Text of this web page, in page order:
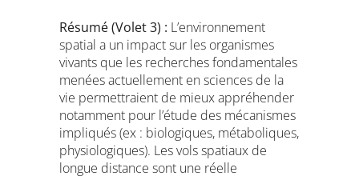
Résumé (Volet 3) : L’environnement
spatial a un impact sur les organismes
vivants que les recherches fondamentales
menées actuellement en sciences de la
vie permettraient de mieux appréhender
notamment pour l’étude des mécanismes
impliqués (ex : biologiques, métaboliques,
physiologiques). Les vols spatiaux de
longue distance sont une réelle